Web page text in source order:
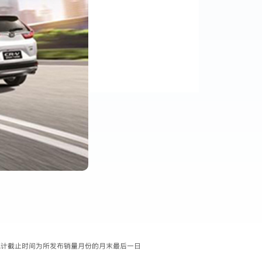
截止时间为所发布销量月份的月末最后一日